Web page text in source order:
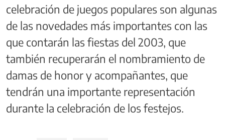
celebración de juegos populares son algunas
de las novedades más importantes con las
que contarán las fiestas del 2003, que
también recuperarán el nombramiento de
damas de honor y acompañantes, que
tendrán una importante representación
durante la celebración de los festejos.